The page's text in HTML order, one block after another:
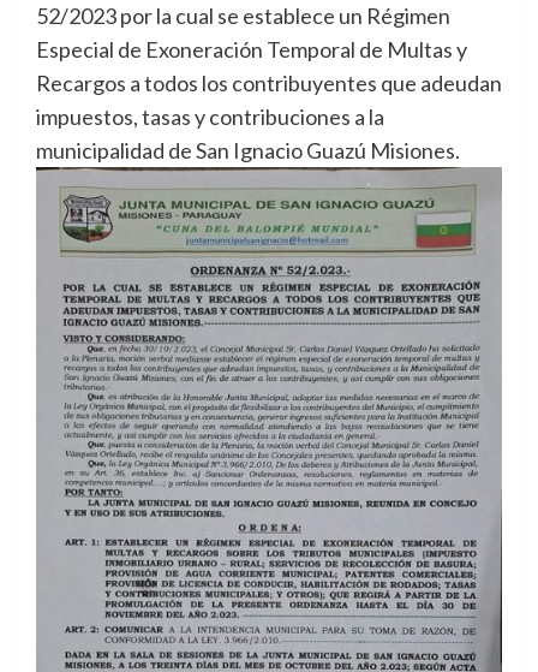
52/2023 por la cual se establece un Régimen
Especial de Exoneración Temporal de Multas y
Recargos a todos los contribuyentes que adeudan
impuestos, tasas y contribuciones a la
municipalidad de San Ignacio Guazú Misiones.